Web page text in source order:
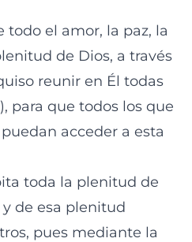
todo el amor, la paz, la
de Dios, a través
reunir en Él todas
), para que todos los que
acceder a esta
toda la plenitud de
y de esa plenitud
pues mediante la